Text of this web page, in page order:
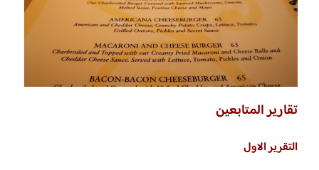
تقارير المتابعين
التقرير الاول